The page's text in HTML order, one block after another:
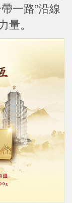
一路”沿線
量。